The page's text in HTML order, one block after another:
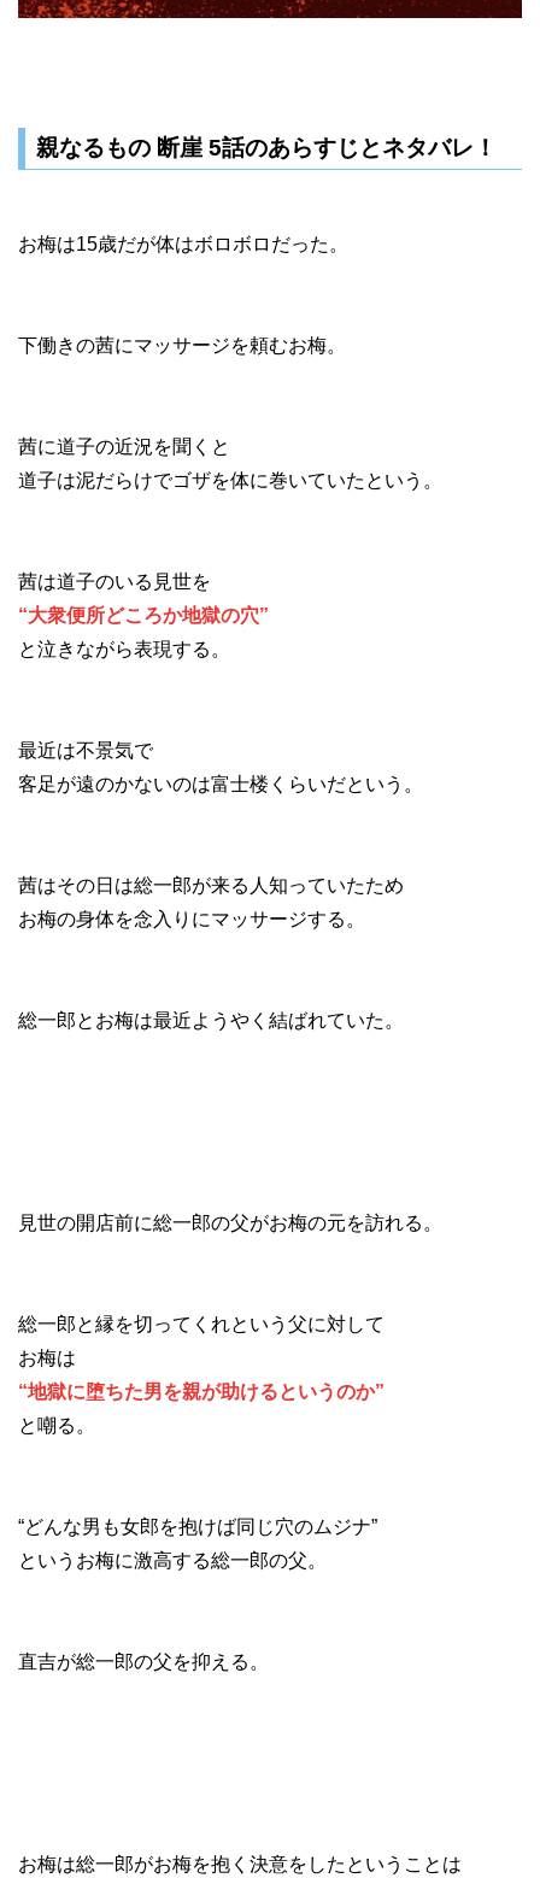
親なるもの 断崖 5話のあらすじとネタバレ！
お梅は15歳だが体はボロボロだった。
下働きの茜にマッサージを頼むお梅。
茜に道子の近況を聞くと
道子は泥だらけでゴザを体に巻いていたという。
茜は道子のいる見世を
“大衆便所どころか地獄の穴”
と泣きながら表現する。
最近は不景気で
客足が遠のかないのは富士楼くらいだという。
茜はその日は総一郎が来る人知っていたため
お梅の身体を念入りにマッサージする。
総一郎とお梅は最近ようやく結ばれていた。
見世の開店前に総一郎の父がお梅の元を訪れる。
総一郎と縁を切ってくれという父に対して
お梅は
“地獄に堕ちた男を親が助けるというのか”
と嘲る。
“どんな男も女郎を抱けば同じ穴のムジナ”
というお梅に激高する総一郎の父。
直吉が総一郎の父を抑える。
お梅は総一郎がお梅を抱く決意をしたということは